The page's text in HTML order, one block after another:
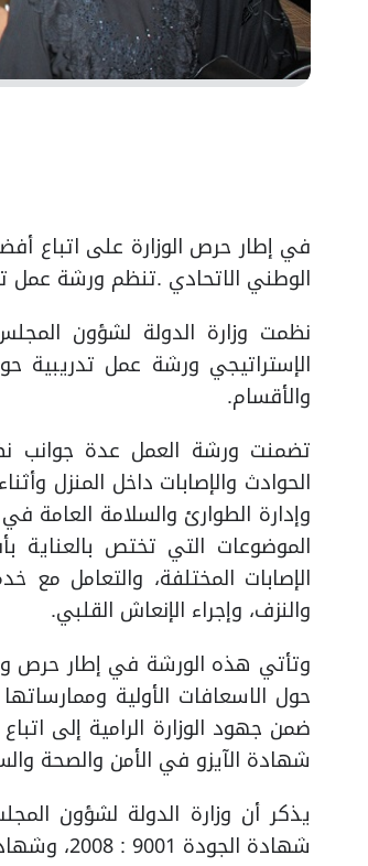
في إطار حرص الوزارة على اتباع
الوطني الاتحادي .تنظم ورشة عمل
نظمت وزارة الدولة لشؤون
الإستراتيجي ورشة عمل تدريبية
والأقسام.
تضمنت ورشة العمل عدة جوانب
الحوادث والإصابات داخل المنزل
وإدارة الطوارئ والسلامة
الموضوعات التي تختص بالعناية
الإصابات المختلفة، والتعامل مع
والنزف، وإجراء الإنعاش القلبي.
وتأتي هذه الورشة في إطار حرص
حول الاسعافات الأولية
ضمن جهود الوزارة الرامية إلى
شهادة الآيزو في الأمن والصحة
يذكر أن وزارة الدولة لشؤون
شهادة الجودة 9001 : 2008، وشهادة ايزو البيئة 14001 : 2004 .